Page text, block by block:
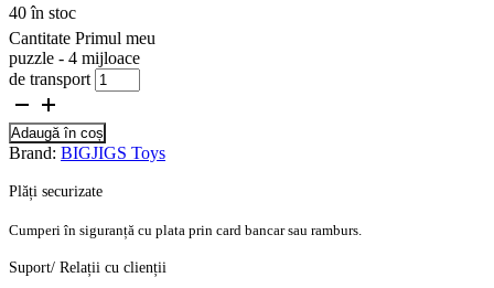
40 în stoc
Cantitate Primul meu
puzzle - 4 mijloace
de transport
Adaugă în coș
Brand: BIGJIGS Toys
Plăți securizate
Cumperi în siguranță cu plata prin card bancar sau ramburs.
Suport/ Relații cu clienții